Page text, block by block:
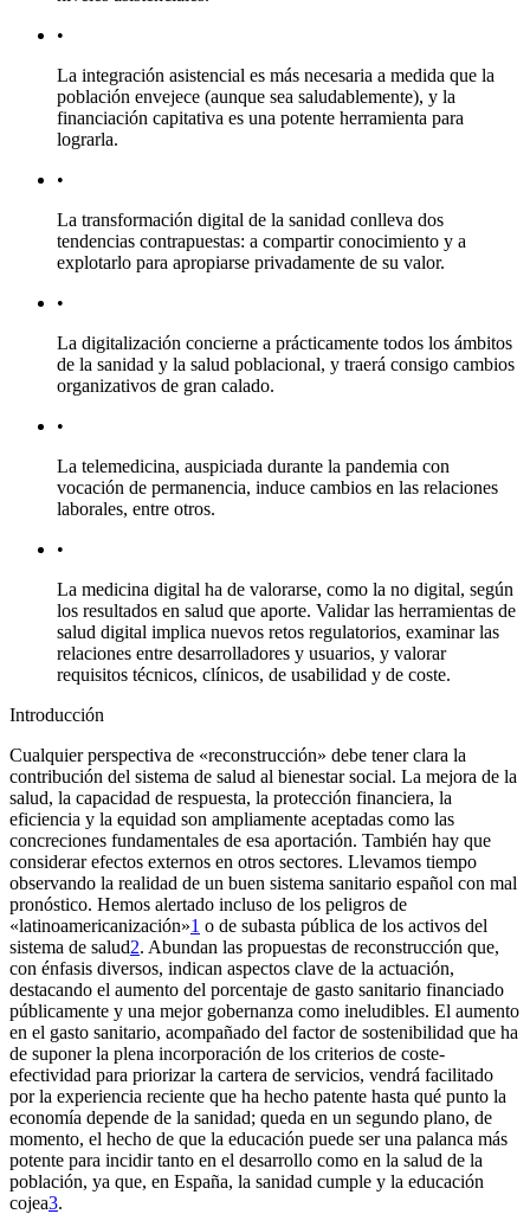
•
La integración asistencial es más necesaria a medida que la
población envejece (aunque sea saludablemente), y la
financiación capitativa es una potente herramienta para
lograrla.
•
La transformación digital de la sanidad conlleva dos
tendencias contrapuestas: a compartir conocimiento y a
explotarlo para apropiarse privadamente de su valor.
•
La digitalización concierne a prácticamente todos los ámbitos
de la sanidad y la salud poblacional, y traerá consigo cambios
organizativos de gran calado.
•
La telemedicina, auspiciada durante la pandemia con
vocación de permanencia, induce cambios en las relaciones
laborales, entre otros.
•
La medicina digital ha de valorarse, como la no digital, según
los resultados en salud que aporte. Validar las herramientas de
salud digital implica nuevos retos regulatorios, examinar las
relaciones entre desarrolladores y usuarios, y valorar
requisitos técnicos, clínicos, de usabilidad y de coste.
Introducción
Cualquier perspectiva de «reconstrucción» debe tener clara la
contribución del sistema de salud al bienestar social. La mejora de la
salud, la capacidad de respuesta, la protección financiera, la
eficiencia y la equidad son ampliamente aceptadas como las
concreciones fundamentales de esa aportación. También hay que
considerar efectos externos en otros sectores. Llevamos tiempo
observando la realidad de un buen sistema sanitario español con mal
pronóstico. Hemos alertado incluso de los peligros de
«latinoamericanización»1 o de subasta pública de los activos del
sistema de salud2. Abundan las propuestas de reconstrucción que,
con énfasis diversos, indican aspectos clave de la actuación,
destacando el aumento del porcentaje de gasto sanitario financiado
públicamente y una mejor gobernanza como ineludibles. El aumento
en el gasto sanitario, acompañado del factor de sostenibilidad que ha
de suponer la plena incorporación de los criterios de coste-
efectividad para priorizar la cartera de servicios, vendrá facilitado
por la experiencia reciente que ha hecho patente hasta qué punto la
economía depende de la sanidad; queda en un segundo plano, de
momento, el hecho de que la educación puede ser una palanca más
potente para incidir tanto en el desarrollo como en la salud de la
población, ya que, en España, la sanidad cumple y la educación
cojea3.